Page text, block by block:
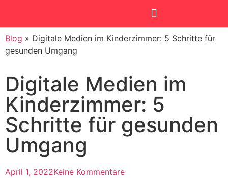
Blog » Digitale Medien im Kinderzimmer: 5 Schritte für
gesunden Umgang
Digitale Medien im
Kinderzimmer: 5
Schritte für gesunden
Umgang
April 1, 2022Keine Kommentare